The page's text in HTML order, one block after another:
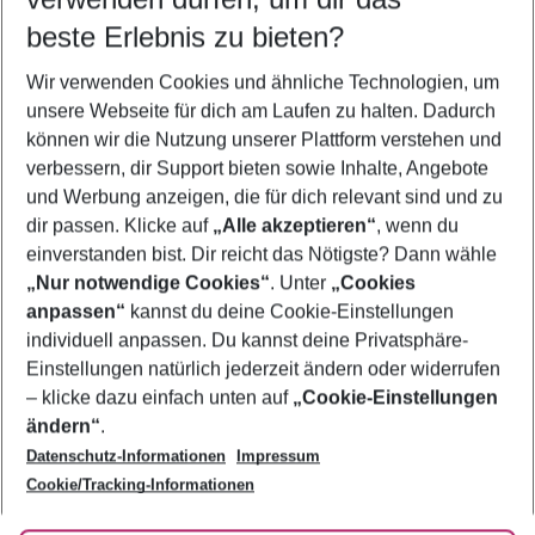
5-8 Nächte
2 Erwachsene Keine Kinder
Mehr Filter anzeigen
Footer
Footer navigation
Über uns
AGB
Bestpreisgarantie
Cookie-Einstellungen ändern
Cookie-Richtlinie
Agenturbetreuung
Barrierefreies Reisen
Folge uns
beste Erlebnis zu bieten?
Wir verwenden Cookies und ähnliche Technologien, um
unsere Webseite für dich am Laufen zu halten. Dadurch
können wir die Nutzung unserer Plattform verstehen und
verbessern, dir Support bieten sowie Inhalte, Angebote
und Werbung anzeigen, die für dich relevant sind und zu
dir passen. Klicke auf „Alle akzeptieren“, wenn du
einverstanden bist. Dir reicht das Nötigste? Dann wähle
„Nur notwendige Cookies“. Unter „Cookies
anpassen“ kannst du deine Cookie-Einstellungen
individuell anpassen. Du kannst deine Privatsphäre-
Einstellungen natürlich jederzeit ändern oder widerrufen
– klicke dazu einfach unten auf „Cookie-Einstellungen
ändern“.
Datenschutz-Informationen
Impressum
Cookie/Tracking-Informationen